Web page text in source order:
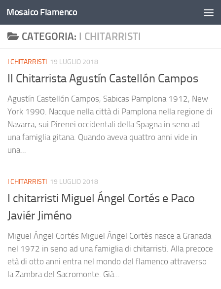
Salta al contenuto
Mosaico Flamenco
CATEGORIA: I CHITARRISTI
I CHITARRISTI 19 LUGLIO 2018
Il Chitarrista Agustín Castellón Campos
Agustín Castellón Campos, Sabicas Pamplona 1912, New
York 1990. Nacque nella città di Pamplona nella regione di
Navarra, sui Pirenei occidentali della Spagna in seno ad
una famiglia gitana. Quando aveva quattro anni vide in
una...
I CHITARRISTI 19 LUGLIO 2018
I chitarristi Miguel Ángel Cortés e Paco
Javiér Jiméno
Miguel Ángel Cortés Miguel Ángel Cortés nasce a Granada
nel 1972 in seno ad una famiglia di chitarristi. Alla precoce
età di otto anni entra nel mondo del flamenco attraverso
la Zambra del Sacromonte. Già...